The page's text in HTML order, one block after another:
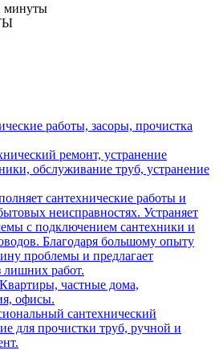
минуты
работы, засоры, прочистка
ремонт, устранение
обслуживание труб, устранение
сантехнические работы и
неисправностях. Устраняет
с подключением сантехники и
Благодаря большому опыту
проблемы и предлагает
лишних работ.
Квартиры, частные дома,
офисы.
сантехнический
для прочистки труб, ручной и